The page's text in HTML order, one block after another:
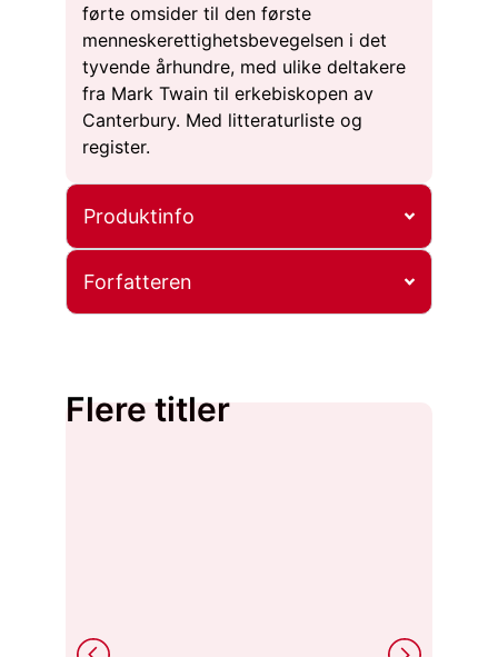
førte omsider til den første
menneskerettighetsbevegelsen i det
tyvende århundre, med ulike deltakere
fra Mark Twain til erkebiskopen av
Canterbury. Med litteraturliste og
register.
Produktinfo
Forfatteren
Flere titler